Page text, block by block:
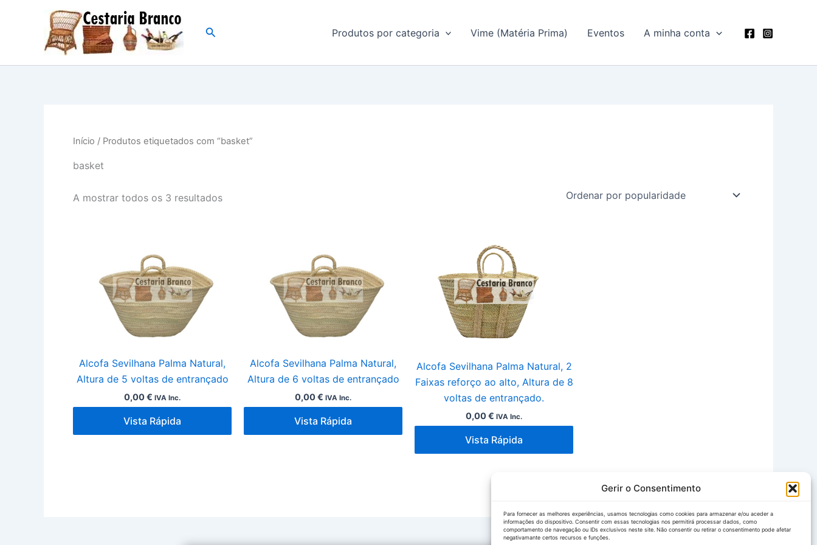
Gerir o Consentimento
Para fornecer as melhores experiências, usamos tecnologias como cookies para armazenar e/ou aceder a
informações do dispositivo. Consentir com essas tecnologias nos permitirá processar dados, como
comportamento de navegação ou IDs exclusivos neste site. Não consentir ou retirar o consentimento pode afetar
negativamante certos recursos e funções.
Search Produtos por categoria Vime (Matéria Prima) Eventos A minha conta
Início / Produtos etiquetados com “basket”
basket
A mostrar todos os 3 resultadosOrdenado
Alcofa Sevilhana Palma Natural,
Altura de 5 voltas de entrançado
0,00€ IVA Inc.
Vista Rápida
Alcofa Sevilhana Palma Natural,
Altura de 6 voltas de entrançado
0,00€ IVA Inc.
Vista Rápida
Alcofa Sevilhana Palma Natural, 2
Faixas reforço ao alto, Altura de 8
voltas de entrançado.
0,00€ IVA Inc.
Vista Rápida